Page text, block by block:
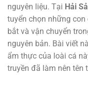
nguyên liệu. Tại Hải
tuyển chọn những con
bắt và vận chuyển
nguyên bản. Bài viết
ẩm thực của loài cá
truyền đã làm nên tên